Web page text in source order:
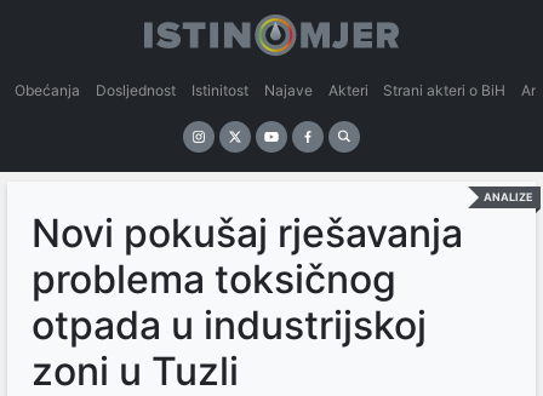
Obećanja Dosljednost Istinitost Najave Akteri Strani akteri o BiH
ANALIZE
Novi pokušaj rješavanja
problema toksičnog
otpada u industrijskoj
zoni u Tuzli